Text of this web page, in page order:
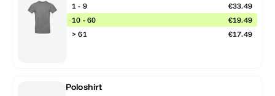
1 - 9
€33.49
10 - 60
€19.49
> 61
€17.49
Poloshirt